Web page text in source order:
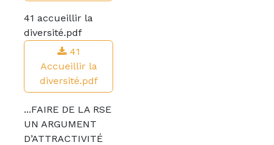
41 accueillir la
diversité.pdf
41
Accueillir la
diversité.pdf
...FAIRE DE LA RSE
UN ARGUMENT
D’ATTRACTIVITÉ